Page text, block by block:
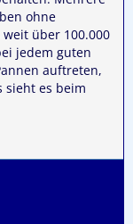
ohne
über 100.000
jedem guten
auftreten,
sieht es beim